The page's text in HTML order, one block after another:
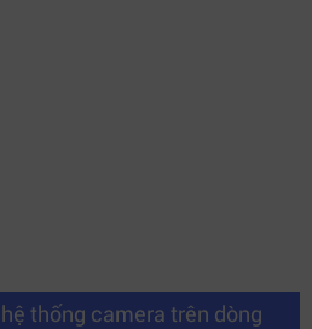
thống camera trên dòng